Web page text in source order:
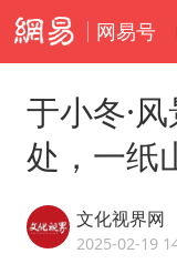
网易号
于小冬·
处，一纸
文化视界网
2025-02-19